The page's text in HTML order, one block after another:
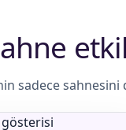
sadece